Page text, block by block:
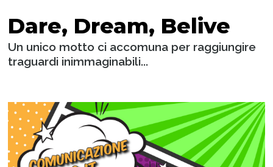
Dare, Dream, Belive
Un unico motto ci accomuna per raggiungire
traguardi inimmaginabili...